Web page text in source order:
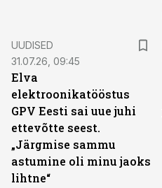
UUDISED
31.07.26, 09:45
Elva
elektroonikatööstus
GPV Eesti sai uue juhi
ettevõtte seest.
„Järgmise sammu
astumine oli minu jaoks
lihtne“